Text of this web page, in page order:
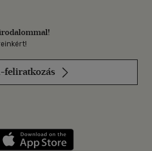
feliratkozás
ona LinkedInen
applikáció Szerezd meg: Google